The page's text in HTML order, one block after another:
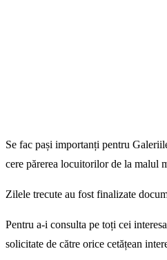
Se fac pași importanți pentru
cere părerea locuitorilor de la malul
Zilele trecute au fost finalizate
Pentru a-i consulta pe toți cei
solicitate de către orice cetățean